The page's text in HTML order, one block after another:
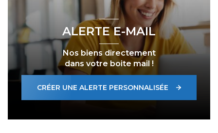
ALERTE E-MAIL
Nos biens directement
dans votre boite mail !
CRÉER UNE ALERTE PERSONNALISÉE